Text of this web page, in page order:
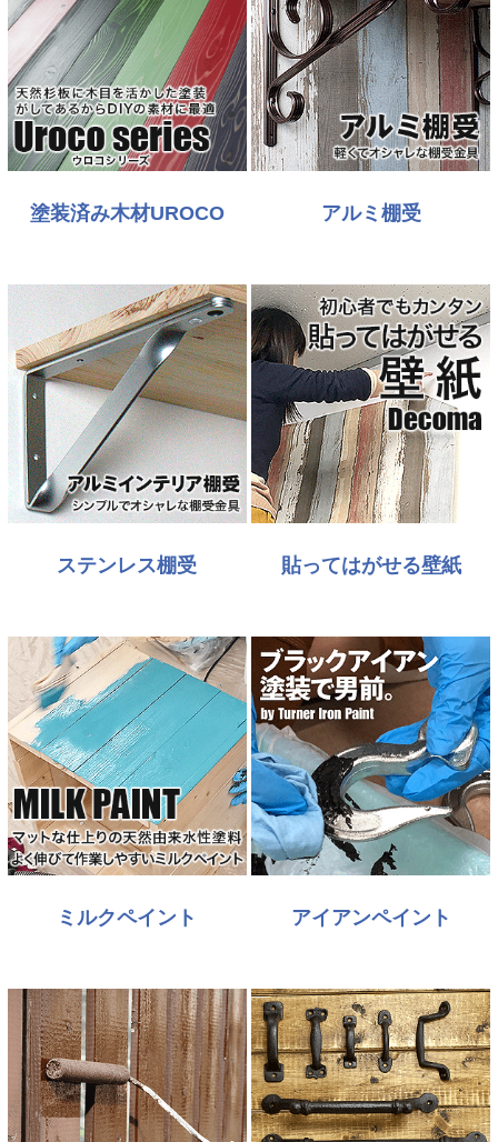
塗装済み木材UROCO アルミ棚受
ステンレス棚受 貼ってはがせる壁紙
ミルクペイント アイアンペイント